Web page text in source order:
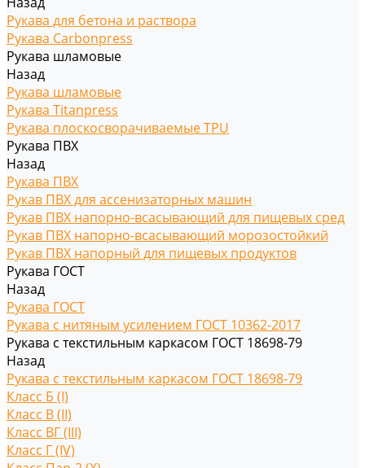
Рукава для бетона и раствора
Рукава Carbonpress
Рукава шламовые
Назад
Рукава шламовые
Рукава Titanpress
Рукава плоскосворачиваемые TPU
Рукава ПВХ
Назад
Рукава ПВХ
Рукав ПВХ для ассенизаторных машин
Рукав ПВХ напорно-всасывающий для пищевых сред
Рукав ПВХ напорно-всасывающий морозостойкий
Рукав ПВХ напорный для пищевых продуктов
Рукава ГОСТ
Назад
Рукава ГОСТ
Рукава с нитяным усилением ГОСТ 10362-2017
Рукава с текстильным каркасом ГОСТ 18698-79
Назад
Рукава с текстильным каркасом ГОСТ 18698-79
Класс Б (I)
Класс В (II)
Класс ВГ (III)
Класс Г (IV)